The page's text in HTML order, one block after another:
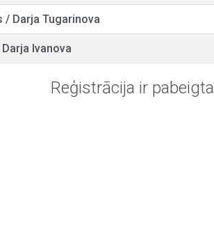
/ Darja Tugarinova
Darja Ivanova
Reģistrācija ir pabeigta